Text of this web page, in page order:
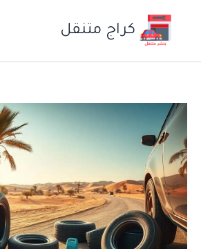
المحتوى
كراج متنقل